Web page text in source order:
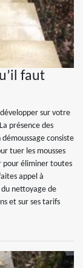
faut
sur votre
présence des
consiste
tuer les mousses
pour éliminer toutes
appel à
du nettoyage de
et sur ses tarifs